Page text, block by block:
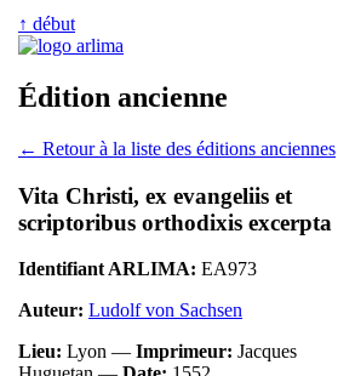
↑ début
Édition ancienne
← Retour à la liste des éditions anciennes
Vita Christi, ex evangeliis et
scriptoribus orthodixis excerpta
Identifiant ARLIMA: EA973
Auteur: Ludolf von Sachsen
Lieu: Lyon — Imprimeur: Jacques